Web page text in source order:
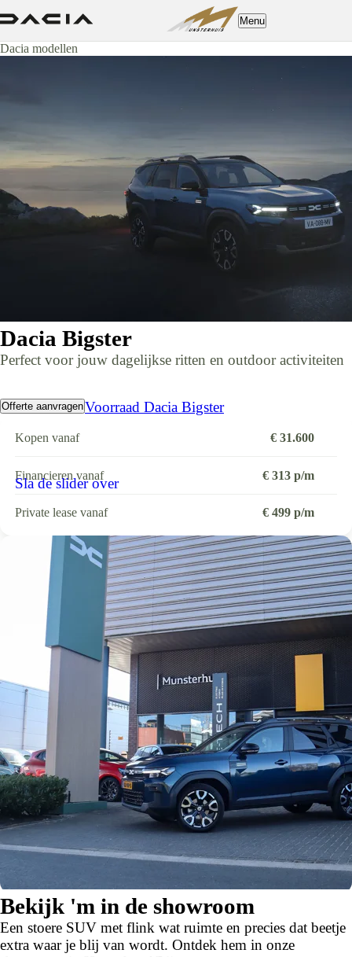
Menu
Dacia modellen
Dacia Bigster
Perfect voor jouw dagelijkse ritten en outdoor activiteiten
Offerte aanvragenVoorraad Dacia Bigster
Kopen vanaf € 31.600
Financieren vanaf € 313 p/m
Private lease vanaf € 499 p/m
Sla de slider over
Bekijk 'm in de showroom
Een stoere SUV met flink wat ruimte en precies dat beetje
extra waar je blij van wordt. Ontdek hem in onze